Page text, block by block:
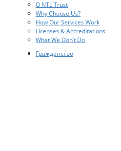
О NTL Trust
Why Choose Us?
How Our Services Work
Licenses & Accreditations
What We Don’t Do
Гражданство